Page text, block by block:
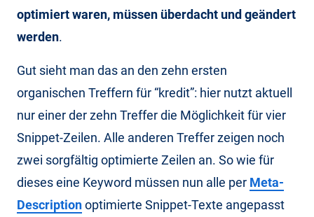
optimiert waren, müssen überdacht und geändert
werden.
Gut sieht man das an den zehn ersten
organischen Treffern für “kredit”: hier nutzt aktuell
nur einer der zehn Treffer die Möglichkeit für vier
Snippet-Zeilen. Alle anderen Treffer zeigen noch
zwei sorgfältig optimierte Zeilen an. So wie für
dieses eine Keyword müssen nun alle per Meta-
Descriptionoptimierte Snippet-Texte angepasst